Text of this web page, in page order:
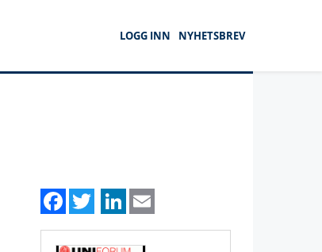
LOGG INN
NYHETSBREV
Facebook
TwitterLinkedIn